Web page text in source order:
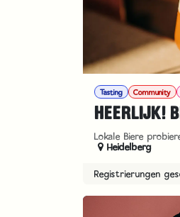
Tasting Community
HEERLIJK!
Lokale Biere
Heidelberg
Registrierungen